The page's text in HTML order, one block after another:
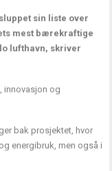
sin liste over
mest bærekraftige
lufthavn, skriver
innovasjon og
bak prosjektet, hvor
energibruk, men også i